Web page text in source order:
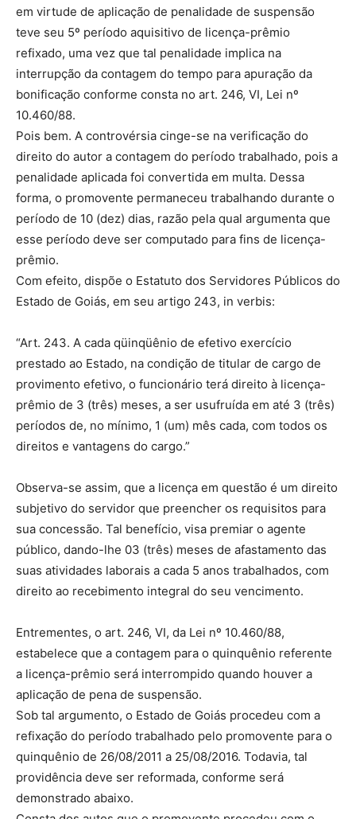
em virtude de aplicação de penalidade de suspensão
teve seu 5º período aquisitivo de licença-prêmio
refixado, uma vez que tal penalidade implica na
interrupção da contagem do tempo para apuração da
bonificação conforme consta no art. 246, VI, Lei nº
10.460/88.
Pois bem. A controvérsia cinge-se na verificação do
direito do autor a contagem do período trabalhado, pois a
penalidade aplicada foi convertida em multa. Dessa
forma, o promovente permaneceu trabalhando durante o
período de 10 (dez) dias, razão pela qual argumenta que
esse período deve ser computado para fins de licença-
prêmio.
Com efeito, dispõe o Estatuto dos Servidores Públicos do
Estado de Goiás, em seu artigo 243, in verbis:
“Art. 243. A cada qüinqüênio de efetivo exercício
prestado ao Estado, na condição de titular de cargo de
provimento efetivo, o funcionário terá direito à licença-
prêmio de 3 (três) meses, a ser usufruída em até 3 (três)
períodos de, no mínimo, 1 (um) mês cada, com todos os
direitos e vantagens do cargo.”
Observa-se assim, que a licença em questão é um direito
subjetivo do servidor que preencher os requisitos para
sua concessão. Tal benefício, visa premiar o agente
público, dando-lhe 03 (três) meses de afastamento das
suas atividades laborais a cada 5 anos trabalhados, com
direito ao recebimento integral do seu vencimento.
Entrementes, o art. 246, VI, da Lei nº 10.460/88,
estabelece que a contagem para o quinquênio referente
a licença-prêmio será interrompido quando houver a
aplicação de pena de suspensão.
Sob tal argumento, o Estado de Goiás procedeu com a
refixação do período trabalhado pelo promovente para o
quinquênio de 26/08/2011 a 25/08/2016. Todavia, tal
providência deve ser reformada, conforme será
demonstrado abaixo.